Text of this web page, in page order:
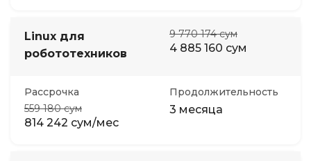
Linux для
робототехников
9 770 174 сум
4 885 160 сум
Рассрочка
559 180 сум
814 242 сум/мес
Продолжительность
3 месяца